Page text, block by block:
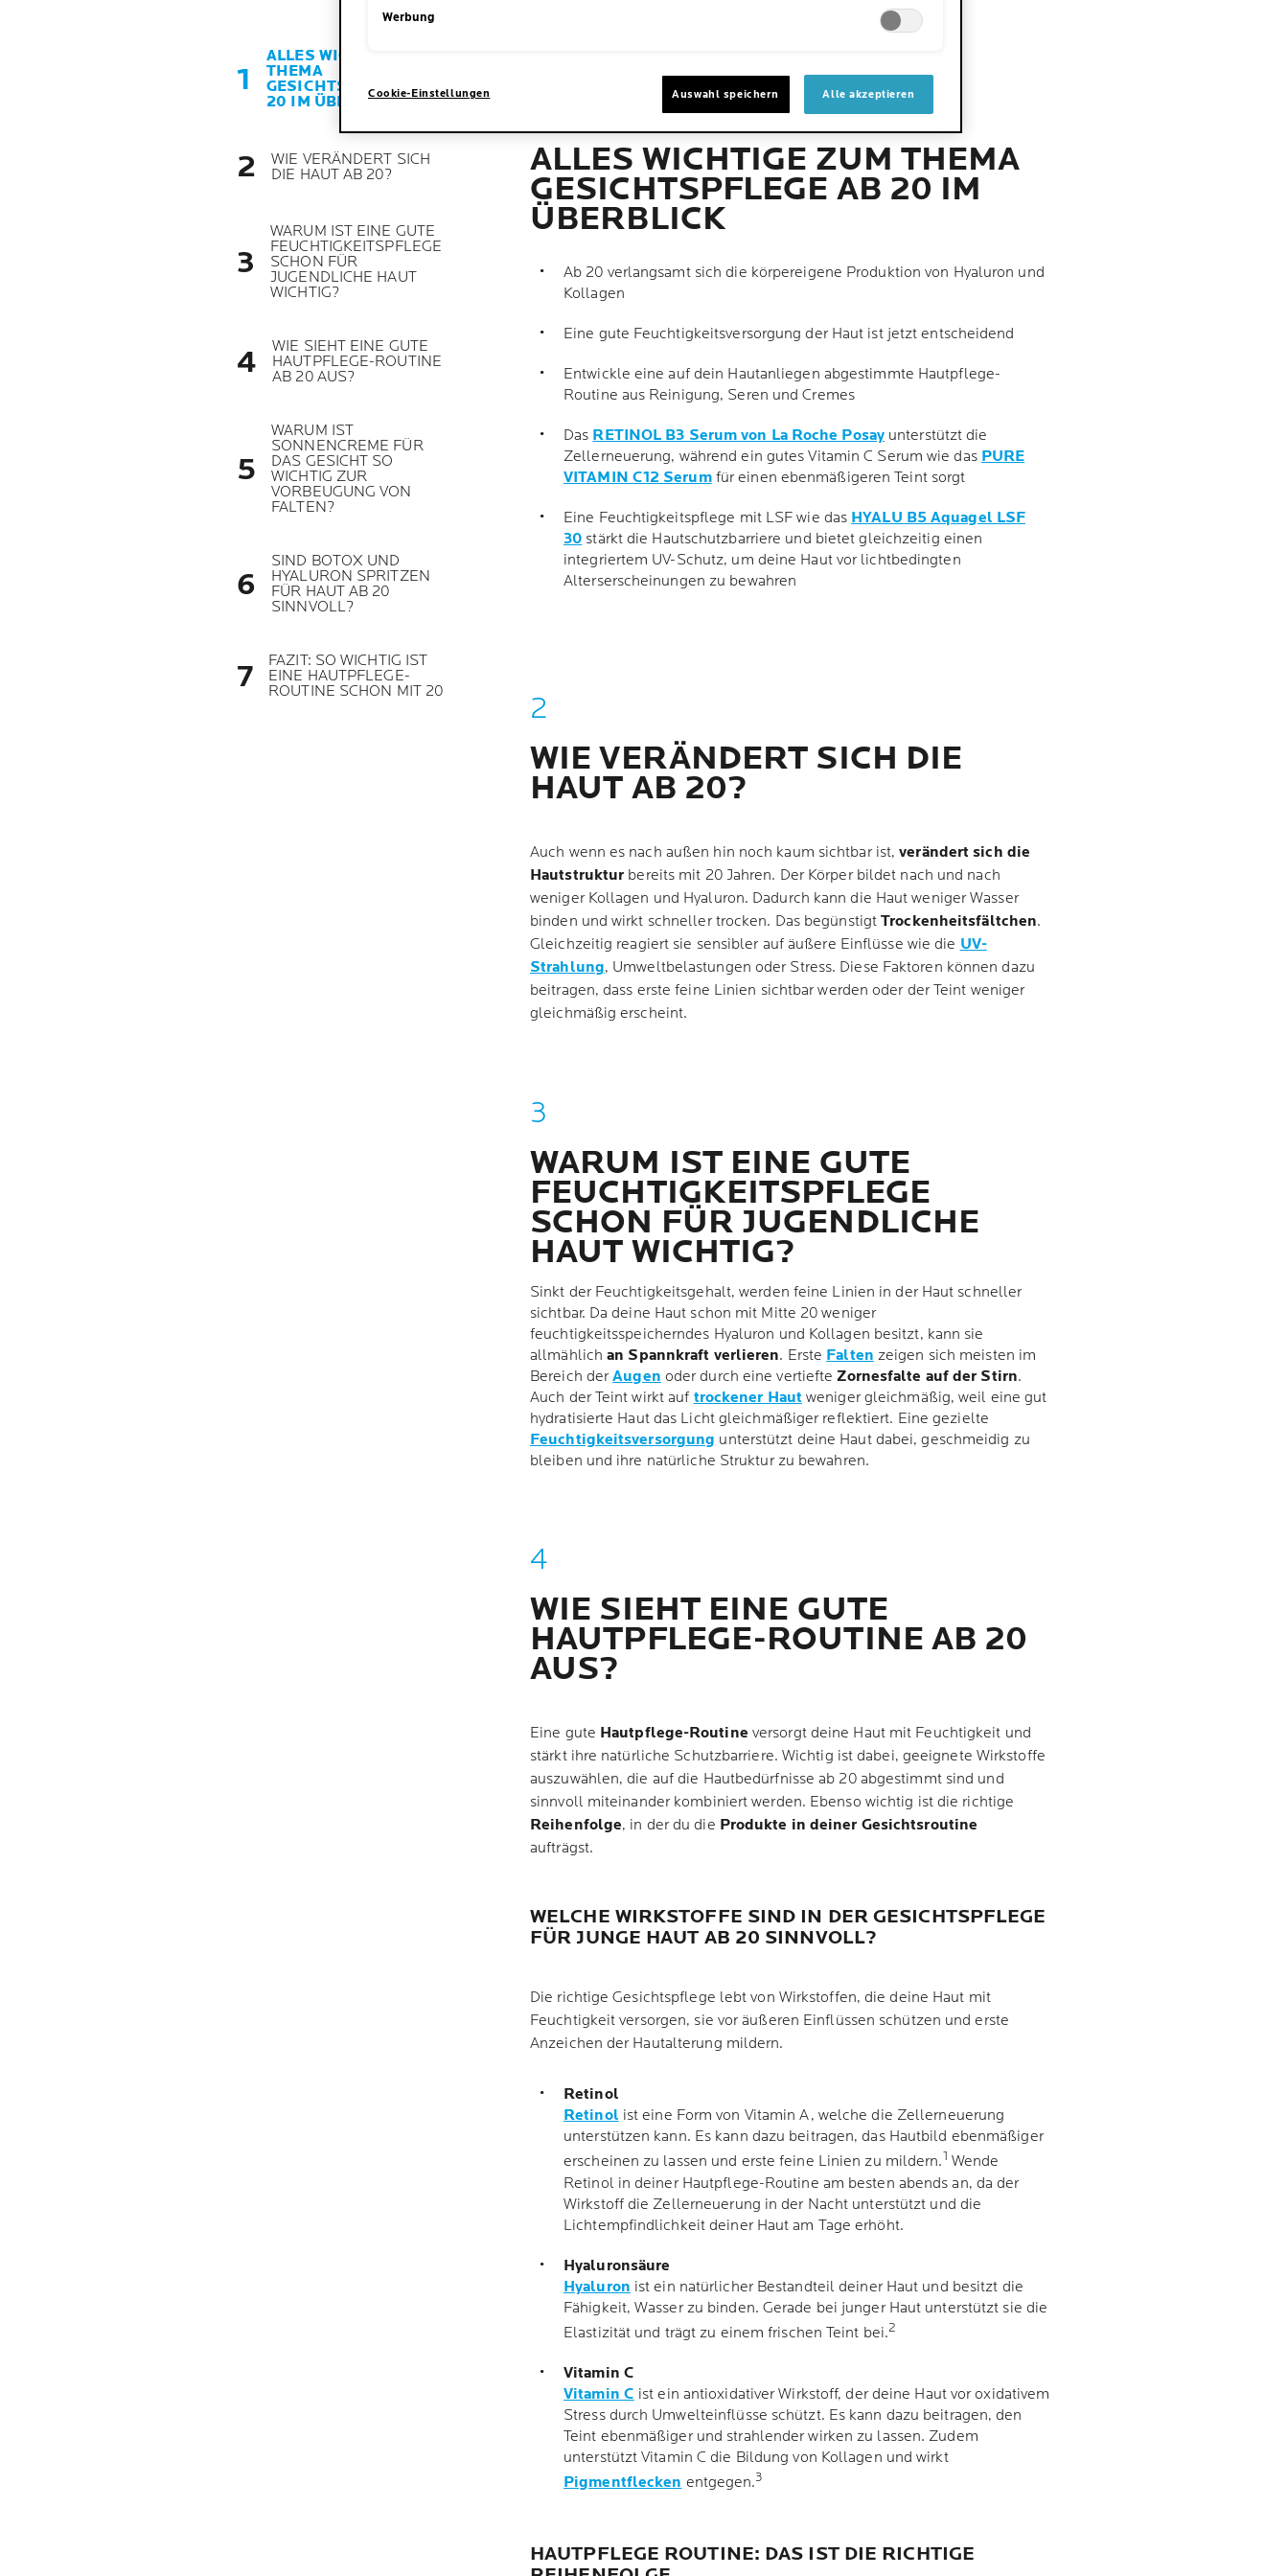
ALLES WICHTIGE ZUM
THEMA
GESICHTSPFLEGE AB
20 IM ÜBERBLICK
WIE VERÄNDERT SICH
DIE HAUT AB 20?
WARUM IST EINE GUTE
FEUCHTIGKEITSPFLEGE
SCHON FÜR
JUGENDLICHE HAUT
WICHTIG?
WIE SIEHT EINE GUTE
HAUTPFLEGE-ROUTINE
AB 20 AUS?
WARUM IST
SONNENCREME FÜR
DAS GESICHT SO
WICHTIG ZUR
VORBEUGUNG VON
FALTEN?
SIND BOTOX UND
HYALURON SPRITZEN
FÜR HAUT AB 20
SINNVOLL?
FAZIT: SO WICHTIG IST
EINE HAUTPFLEGE-
ROUTINE SCHON MIT 20
ALLES WICHTIGE ZUM THEMA
GESICHTSPFLEGE AB 20 IM
ÜBERBLICK
Ab 20 verlangsamt sich die körpereigene Produktion von Hyaluron und
Kollagen
Eine gute Feuchtigkeitsversorgung der Haut ist jetzt entscheidend
Entwickle eine auf dein Hautanliegen abgestimmte Hautpflege-
Routine aus Reinigung, Seren und Cremes
Das RETINOL B3 Serum von La Roche Posayunterstützt die
Zellerneuerung, während ein gutes Vitamin C Serum wie das PURE
VITAMIN C12 Serumfür einen ebenmäßigeren Teint sorgt
Eine Feuchtigkeitspflege mit LSF wie das HYALU B5 Aquagel LSF
30 stärkt die Hautschutzbarriere und bietet gleichzeitig einen
integriertem UV-Schutz, um deine Haut vor lichtbedingten
Alterserscheinungen zu bewahren
WIE VERÄNDERT SICH DIE
HAUT AB 20?
Auch wenn es nach außen hin noch kaum sichtbar ist,verändert sich die
Hautstruktur bereits mit 20 Jahren. Der Körper bildet nach und nach
weniger Kollagen und Hyaluron. Dadurch kann die Haut weniger Wasser
binden und wirkt schneller trocken. Das begünstigtTrockenheitsfältchen.
Gleichzeitig reagiert sie sensibler auf äußere Einflüsse wie die UV-
Strahlung, Umweltbelastungen oder Stress. Diese Faktoren können dazu
beitragen, dass erste feine Linien sichtbar werden oder der Teint weniger
gleichmäßig erscheint.
WARUM IST EINE GUTE
FEUCHTIGKEITSPFLEGE
SCHON FÜR JUGENDLICHE
HAUT WICHTIG?
Sinkt der Feuchtigkeitsgehalt, werden feine Linien in der Haut schneller
sichtbar. Da deine Haut schon mit Mitte 20 weniger
feuchtigkeitsspeicherndes Hyaluron und Kollagen besitzt, kann sie
allmählichan Spannkraft verlieren. Erste Falten zeigen sich meisten im
Bereich derAugen oder durch eine vertiefteZornesfalte auf der Stirn.
Auch der Teint wirkt auf trockener Haut weniger gleichmäßig, weil eine gut
hydratisierte Haut das Licht gleichmäßiger reflektiert. Eine gezielte
Feuchtigkeitsversorgung unterstützt deine Haut dabei, geschmeidig zu
bleiben und ihre natürliche Struktur zu bewahren.
WIE SIEHT EINE GUTE
HAUTPFLEGE-ROUTINE AB 20
AUS?
Eine gute Hautpflege-Routine versorgt deine Haut mit Feuchtigkeit und
stärkt ihre natürliche Schutzbarriere. Wichtig ist dabei, geeignete Wirkstoffe
auszuwählen, die auf die Hautbedürfnisse ab 20 abgestimmt sind und
sinnvoll miteinander kombiniert werden. Ebenso wichtig ist die richtige
Reihenfolge, in der du die Produkte in deiner Gesichtsroutine
aufträgst.
WELCHE WIRKSTOFFE SIND IN DER GESICHTSPFLEGE
FÜR JUNGE HAUT AB 20 SINNVOLL?
Die richtige Gesichtspflege lebt von Wirkstoffen, die deine Haut mit
Feuchtigkeit versorgen, sie vor äußeren Einflüssen schützen und erste
Anzeichen der Hautalterung mildern.
Retinol
Retinol ist eine Form von Vitamin A, welche die Zellerneuerung
unterstützen kann. Es kann dazu beitragen, das Hautbild ebenmäßiger
erscheinen zu lassen und erste feine Linien zu mildern.1 Wende
Retinol in deiner Hautpflege-Routine am besten abends an, da der
Wirkstoff die Zellerneuerung in der Nacht unterstützt und die
Lichtempfindlichkeit deiner Haut am Tage erhöht.
Hyaluronsäure
Hyaluron ist ein natürlicher Bestandteil deiner Haut und besitzt die
Fähigkeit, Wasser zu binden. Gerade bei junger Haut unterstützt sie die
Elastizität und trägt zu einem frischen Teint bei.2
Vitamin C
Vitamin C ist ein antioxidativer Wirkstoff, der deine Haut vor oxidativem
Stress durch Umwelteinflüsse schützt. Es kann dazu beitragen, den
Teint ebenmäßiger und strahlender wirken zu lassen. Zudem
unterstützt Vitamin C die Bildung von Kollagen und wirkt
Pigmentflecken entgegen.3
HAUTPFLEGE ROUTINE: DAS IST DIE RICHTIGE
Werbung
Cookie-Einstellungen Auswahl speichern Alle akzeptieren